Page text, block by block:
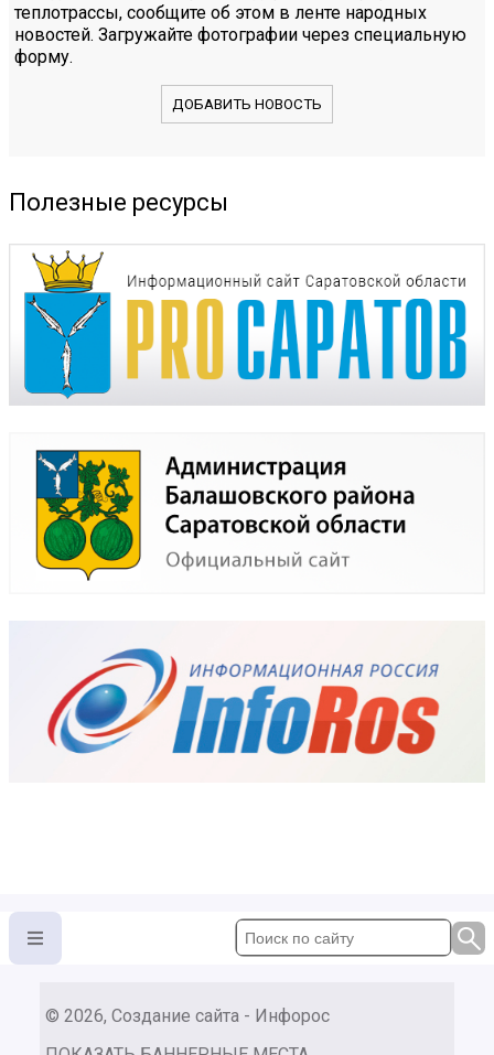
теплотрассы, сообщите об этом в ленте народных
новостей. Загружайте фотографии через специальную
форму.
ДОБАВИТЬ НОВОСТЬ
Полезные ресурсы
© 2026, Создание сайта - Инфорос